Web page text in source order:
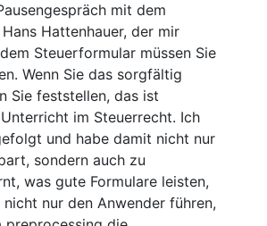
mit dem
Hattenhauer, der mir
Steuerformular müssen Sie
Wenn Sie das sorgfältig
Sie feststellen, das ist
im Steuerrecht. Ich
und habe damit nicht nur
sondern auch zu
was gute Formulare leisten,
nur den Anwender führen,